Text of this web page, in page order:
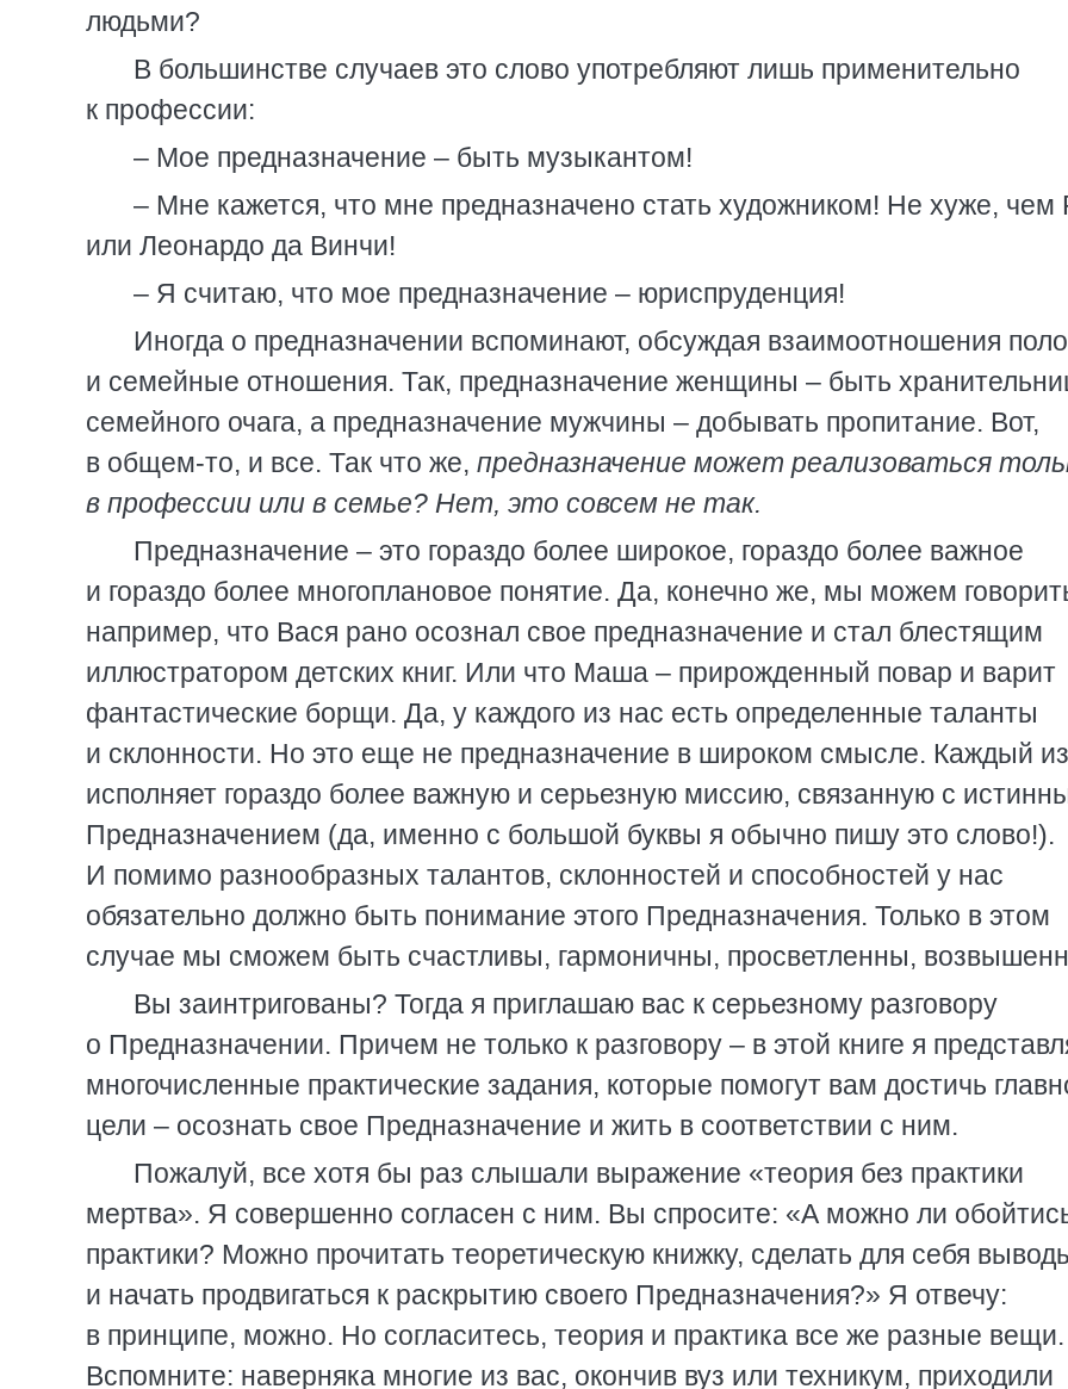
людьми?
В большинстве случаев это слово употребляют лишь применительно
к профессии:
– Мое предназначение – быть музыкантом!
– Мне кажется, что мне предназначено стать художником! Не хуже, чем
или Леонардо да Винчи!
– Я считаю, что мое предназначение – юриспруденция!
Иногда о предназначении вспоминают, обсуждая взаимоотношения
и семейные отношения. Так, предназначение женщины – быть
семейного очага, а предназначение мужчины – добывать пропитание. Вот,
в общем-то, и все. Так что же, предназначение может реализоваться
в профессии или в семье? Нет, это совсем не так.
Предназначение – это гораздо более широкое, гораздо более важное
и гораздо более многоплановое понятие. Да, конечно же, мы можем
например, что Вася рано осознал свое предназначение и стал блестящим
иллюстратором детских книг. Или что Маша – прирожденный повар и варит
фантастические борщи. Да, у каждого из нас есть определенные таланты
и склонности. Но это еще не предназначение в широком смысле. Каждый
исполняет гораздо более важную и серьезную миссию, связанную с
Предназначением (да, именно с большой буквы я обычно пишу это слово!).
И помимо разнообразных талантов, склонностей и способностей у нас
обязательно должно быть понимание этого Предназначения. Только в этом
случае мы сможем быть счастливы, гармоничны, просветленны,
Вы заинтригованы? Тогда я приглашаю вас к серьезному разговору
о Предназначении. Причем не только к разговору – в этой книге я
многочисленные практические задания, которые помогут вам достичь
цели – осознать свое Предназначение и жить в соответствии с ним.
Пожалуй, все хотя бы раз слышали выражение «теория без практики
мертва». Я совершенно согласен с ним. Вы спросите: «А можно ли
практики? Можно прочитать теоретическую книжку, сделать для себя
и начать продвигаться к раскрытию своего Предназначения?» Я отвечу:
в принципе, можно. Но согласитесь, теория и практика все же разные вещи.
Вспомните: наверняка многие из вас, окончив вуз или техникум, приходили